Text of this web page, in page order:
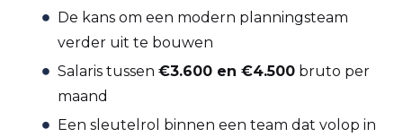
De kans om een modern planningsteam
verder uit te bouwen
Salaris tussen €3.600 en €4.500 bruto per
maand
Een sleutelrol binnen een team dat volop in